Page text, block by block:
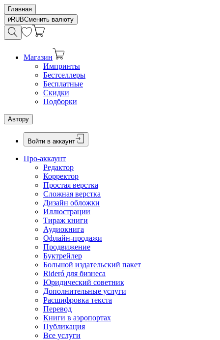
Главная
RUBСменить валюту
Магазин
Импринты
Бестселлеры
Бесплатные
Скидки
Подборки
Автору
Войти в аккаунт
Про-аккаунт
Редактор
Корректор
Простая верстка
Сложная верстка
Дизайн обложки
Иллюстрации
Тираж книги
Аудиокнига
Офлайн-продажи
Продвижение
Буктрейлер
Большой издательский пакет
Rideró для бизнеса
Юридический советник
Дополнительные услуги
Расшифровка текста
Перевод
Книги в аэропортах
Публикация
Все услуги